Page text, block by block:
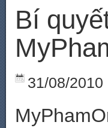
Bí
31/08/2010